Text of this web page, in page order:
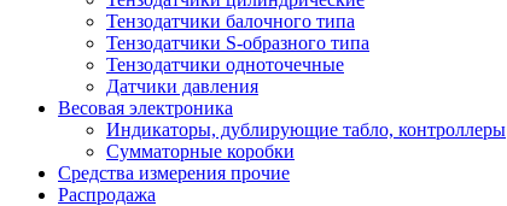
Тензодатчики балочного типа
Тензодатчики S-образного типа
Тензодатчики одноточечные
Датчики давления
Весовая электроника
Индикаторы, дублирующие табло, контроллеры
Сумматорные коробки
Средства измерения прочие
Распродажа